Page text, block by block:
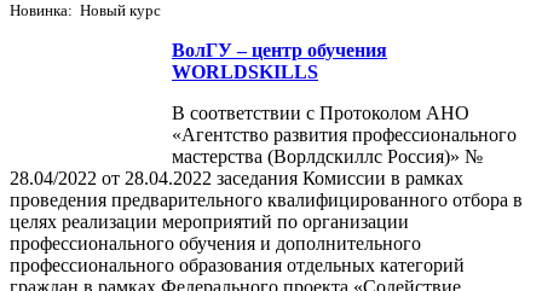
Новинка: Новый курс
ВолГУ – центр обучения
WORLDSKILLS
В соответствии с Протоколом АНО
«Агентство развития профессионального
мастерства (Ворлдскиллс Россия)» №
28.04/2022 от 28.04.2022 заседания Комиссии в рамках
проведения предварительного квалифицированного отбора в
целях реализации мероприятий по организации
профессионального обучения и дополнительного
профессионального образования отдельных категорий